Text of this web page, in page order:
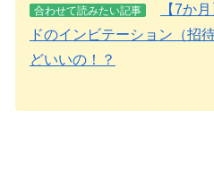
合わせて読みたい記事
【7か
ドのインビテーション（招
どいいの！？